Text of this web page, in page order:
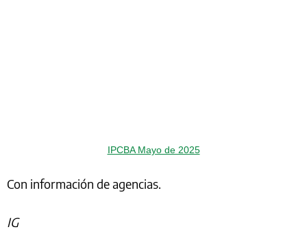
IPCBA Mayo de 2025
Con información de agencias.
IG